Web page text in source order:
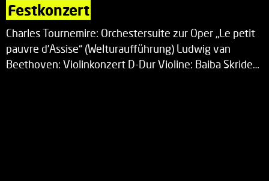
Festkonzert
Charles Tournemire: Orchestersuite zur Oper „Le petit
pauvre d’Assise“ (Welturaufführung) Ludwig van
Beethoven: Violinkonzert D-Dur Violine: Baiba Skride…